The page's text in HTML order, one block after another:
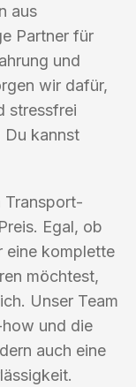
aus
Partner für
und
wir dafür,
stressfrei
Du kannst
Transport-
Egal, ob
eine komplette
möchtest,
Unser Team
und die
auch eine